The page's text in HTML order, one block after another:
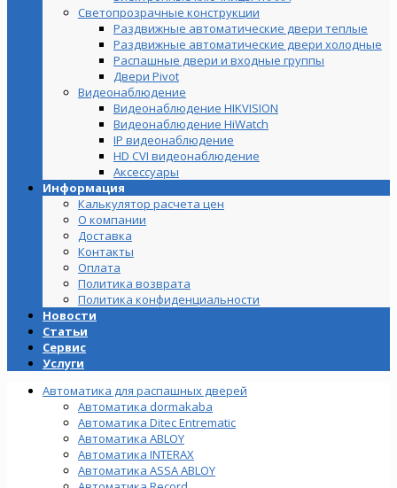
Светопрозрачные конструкции
Раздвижные автоматические двери теплые
Раздвижные автоматические двери холодные
Распашные двери и входные группы
Двери Pivot
Видеонаблюдение
Видеонаблюдение HIKVISION
Видеонаблюдение HiWatch
IP видеонаблюдение
HD CVI видеонаблюдение
Аксессуары
Информация
Калькулятор расчета цен
О компании
Доставка
Контакты
Оплата
Политика возврата
Политика конфиденциальности
Новости
Статьи
Сервис
Услуги
Автоматика для распашных дверей
Автоматика dormakaba
Автоматика Ditec Entrematic
Автоматика ABLOY
Автоматика INTERAX
Автоматика ASSA ABLOY